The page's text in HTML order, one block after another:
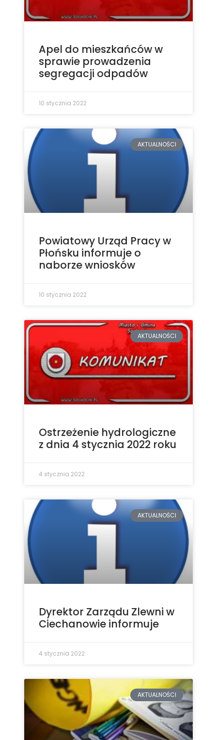
Apel do mieszkańców w
sprawie prowadzenia
segregacji odpadów
10 stycznia 2022
AKTUALNOŚCI
Powiatowy Urząd Pracy w
Płońsku informuje o
naborze wniosków
10 stycznia 2022
AKTUALNOŚCI
Ostrzeżenie hydrologiczne
z dnia 4 stycznia 2022 roku
4 stycznia 2022
AKTUALNOŚCI
Dyrektor Zarządu Zlewni w
Ciechanowie informuje
4 stycznia 2022
AKTUALNOŚCI